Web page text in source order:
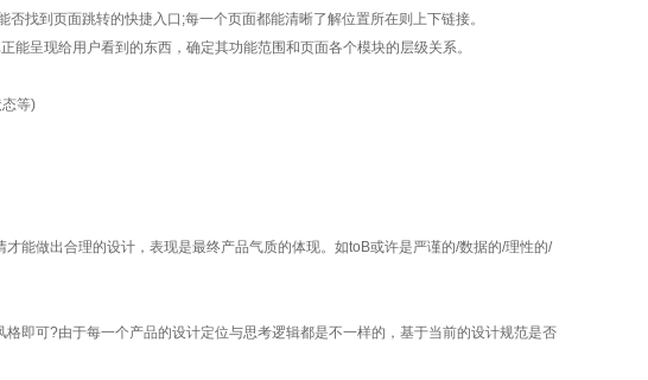
到页面跳转的快捷入口;每一个页面都能清晰了解位置所在则上下链接。
呈现给用户看到的东西，确定其功能范围和页面各个模块的层级关系。
等)
做出合理的设计，表现是最终产品气质的体现。如toB或许是严谨的/数据的/理性的/
可?由于每一个产品的设计定位与思考逻辑都是不一样的，基于当前的设计规范是否